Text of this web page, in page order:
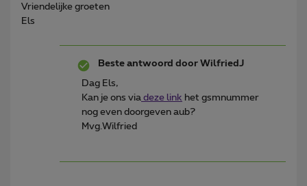
Vriendelijke groeten
Els
Beste antwoord door WilfriedJ
Dag Els,
Kan je ons via deze link het gsmnummer
nog even doorgeven aub?
Mvg.Wilfried